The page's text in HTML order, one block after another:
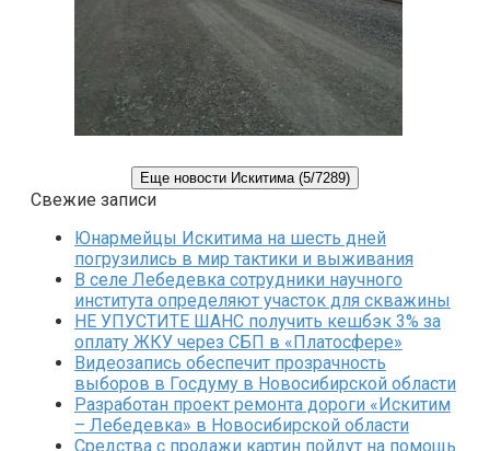
Еще новости Искитима (5/7289)
Свежие записи
Юнармейцы Искитима на шесть дней
погрузились в мир тактики и выживания
В селе Лебедевка сотрудники научного
института определяют участок для скважины
НЕ УПУСТИТЕ ШАНС получить кешбэк 3% за
оплату ЖКУ через СБП в «Платосфере»
Видеозапись обеспечит прозрачность
выборов в Госдуму в Новосибирской области
Разработан проект ремонта дороги «Искитим
– Лебедевка» в Новосибирской области
Средства с продажи картин пойдут на помощь